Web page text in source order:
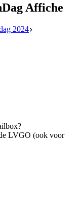
Affiche
2024
LVGO (ook voor